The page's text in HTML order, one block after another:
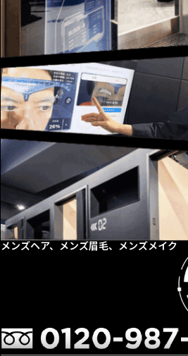
メンズヘア、メンズ眉毛、メンズメイク